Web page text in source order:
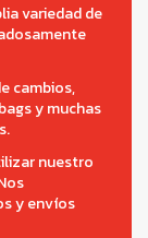
variedad de
cambios,
y muchas
nuestro
y envíos